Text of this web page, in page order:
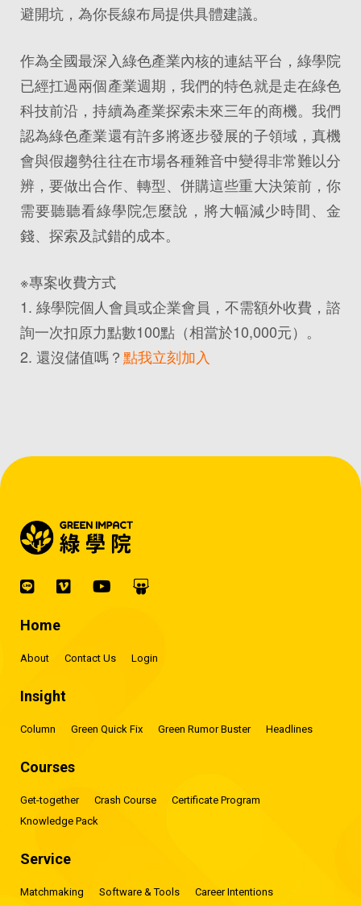
避開坑，為你長線布局提供具體建議。
作為全國最深入綠色產業內核的連結平台，綠學院
已經扛過兩個產業週期，我們的特色就是走在綠色
科技前沿，持續為產業探索未來三年的商機。我們
認為綠色產業還有許多將逐步發展的子領域，真機
會與假趨勢往往在市場各種雜音中變得非常難以分
辨，要做出合作、轉型、併購這些重大決策前，你
需要聽聽看綠學院怎麼說，將大幅減少時間、金
錢、探索及試錯的成本。
※專案收費方式
1. 綠學院個人會員或企業會員，不需額外收費，諮
詢一次扣原力點數100點（相當於10,000元）。
2. 還沒儲值嗎？點我立刻加入
Home
About Contact Us Login
Insight
Column Green Quick Fix Green Rumor Buster Headlines
Courses
Get-together Crash Course
Certificate Program
Knowledge Pack
Service
Matchmaking Software & Tools Career Intentions